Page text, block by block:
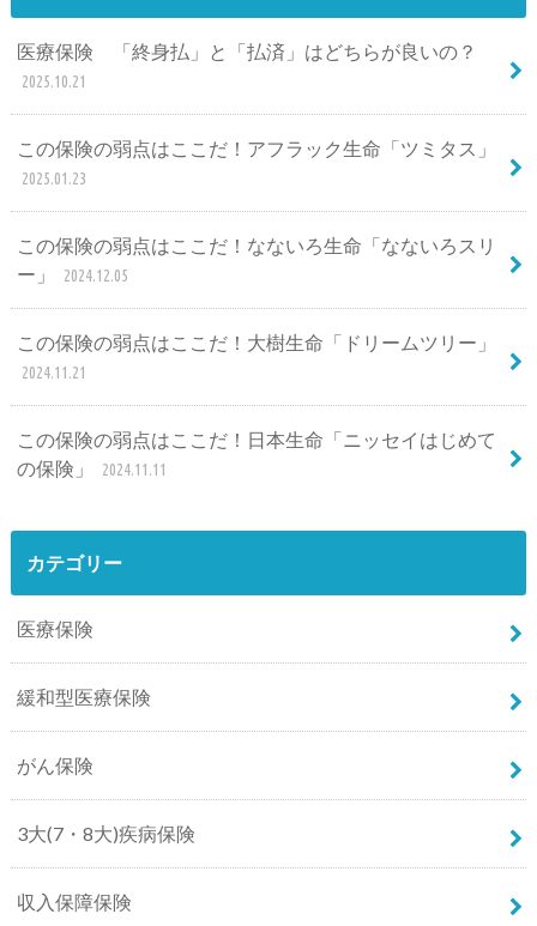
医療保険 「終身払」と「払済」はどちらが良いの？
2025.10.21
この保険の弱点はここだ！アフラック生命「ツミタス」
2025.01.23
この保険の弱点はここだ！なないろ生命「なないろスリ
ー」
2024.12.05
この保険の弱点はここだ！大樹生命「ドリームツリー」
2024.11.21
この保険の弱点はここだ！日本生命「ニッセイはじめて
の保険」
2024.11.11
カテゴリー
医療保険
緩和型医療保険
がん保険
3大(7・8大)疾病保険
収入保障保険